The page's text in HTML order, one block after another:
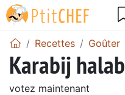
Recettes Goûter
Karabij halab
votez maintenant